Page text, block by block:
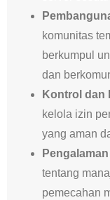
komunitas
berkumpul
dan
Kontrol dan
kelola izin
yang aman
tentang
pemecahan